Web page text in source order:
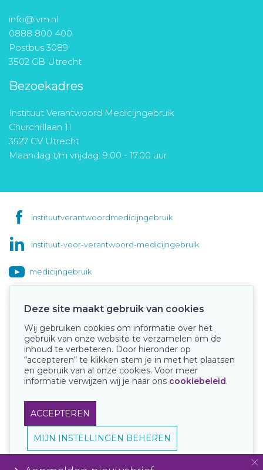
info@ivm.nl
0888 800 400
Postbus 3089
3502 GB Utrecht
Bezoekadres
Instituut Verantwoord Medicijngebruik
Churchilllaan 11
3527 GV Utrecht
Maandag t/m vrijdag: 9.00 - 17.00 uur
instituutverantwoordmedicijngebruik
instituut-voor-verantwoord-medicijngebruik
medicijngebruik
Onze keurmerken
Deze site maakt gebruik van cookies
Wij gebruiken cookies om informatie over het
gebruik van onze website te verzamelen om de
inhoud te verbeteren. Door hieronder op
“accepteren“ te klikken stem je in met het plaatsen
en gebruik van al onze cookies. Voor meer
informatie verwijzen wij je naar ons cookiebeleid.
ACCEPTEREN
MIJN INSTELLINGEN BEHEREN